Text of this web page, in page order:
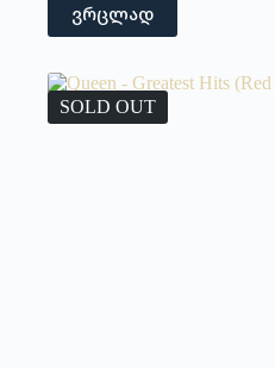
ვრცლად
SOLD OUT